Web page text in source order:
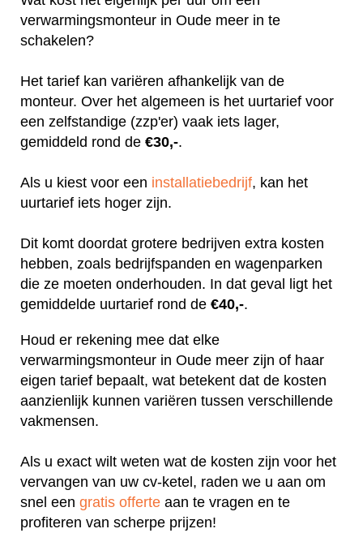
verwarmingsmonteur in Oude meer in te
schakelen?
Het tarief kan variëren afhankelijk van de
monteur. Over het algemeen is het uurtarief voor
een zelfstandige (zzp'er) vaak iets lager,
gemiddeld rond de €30,-.
Als u kiest voor een installatiebedrijf, kan het
uurtarief iets hoger zijn.
Dit komt doordat grotere bedrijven extra kosten
hebben, zoals bedrijfspanden en wagenparken
die ze moeten onderhouden. In dat geval ligt het
gemiddelde uurtarief rond de €40,-.
Houd er rekening mee dat elke
verwarmingsmonteur in Oude meer zijn of haar
eigen tarief bepaalt, wat betekent dat de kosten
aanzienlijk kunnen variëren tussen verschillende
vakmensen.
Als u exact wilt weten wat de kosten zijn voor het
vervangen van uw cv-ketel, raden we u aan om
snel een gratis offerte aan te vragen en te
profiteren van scherpe prijzen!